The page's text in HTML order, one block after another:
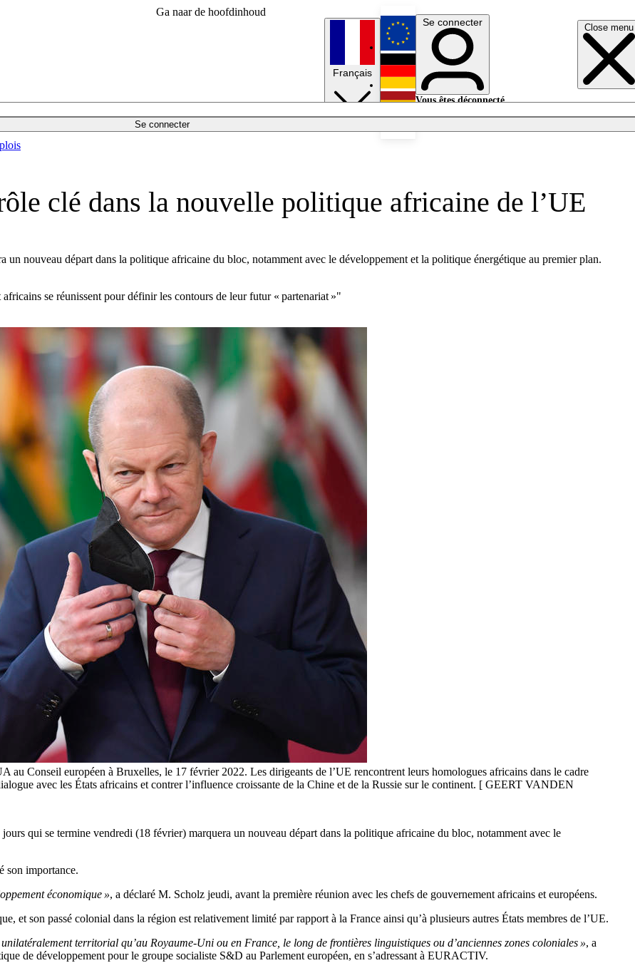
Ga naar de hoofdinhoud
Close menu
Se connecter
Français
English
Deutsch
Se connecter
Vous êtes déconnecté.
clé dans la nouvelle politique africaine de l’UE
nouveau départ dans la politique africaine du bloc, notamment avec le développement et la politique énergétique au premier plan.
se réunissent pour définir les contours de leur futur « partenariat »"
Conseil européen à Bruxelles, le 17 février 2022. Les dirigeants de l’UE rencontrent leurs homologues africains dans le cadre
avec les États africains et contrer l’influence croissante de la Chine et de la Russie sur le continent. [ GEERT VANDEN
qui se termine vendredi (18 février) marquera un nouveau départ dans la politique africaine du bloc, notamment avec le
son importance.
économique », a déclaré M. Scholz jeudi, avant la première réunion avec les chefs de gouvernement africains et européens.
et son passé colonial dans la région est relativement limité par rapport à la France ainsi qu’à plusieurs autres États membres de l’UE.
territorial qu’au Royaume-Uni ou en France, le long de frontières linguistiques ou d’anciennes zones coloniales », a
de développement pour le groupe socialiste S&D au Parlement européen, en s’adressant à EURACTIV.